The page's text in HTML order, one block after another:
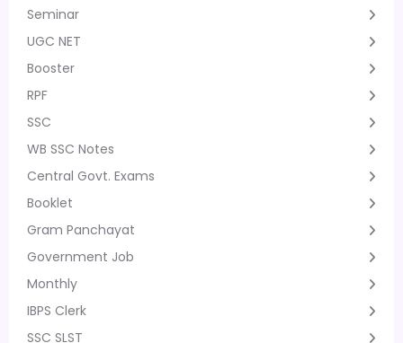
Seminar
UGC NET
Booster
RPF
SSC
WB SSC Notes
Central Govt. Exams
Booklet
Gram Panchayat
Government Job
Monthly
IBPS Clerk
SSC SLST